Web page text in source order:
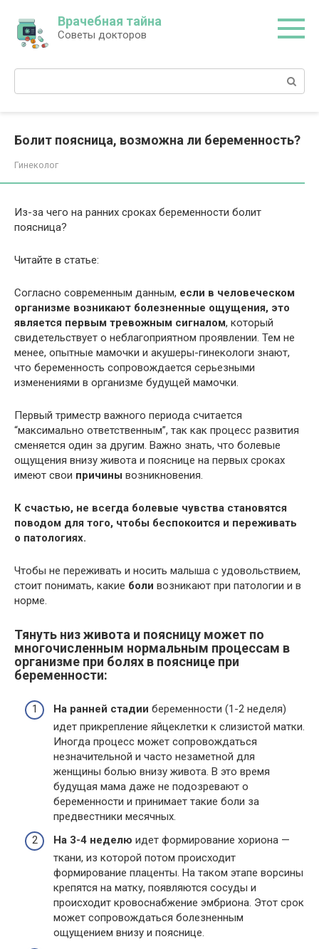
контенту
Врачебная тайна
Советы докторов
Поиск:
Болит поясница, возможна ли беременность?
Гинеколог
Из-за чего на ранних сроках беременности болит
поясница?
Читайте в статье:
Согласно современным данным, если в человеческом
организме возникают болезненные ощущения, это
является первым тревожным сигналом, который
свидетельствует о неблагоприятном проявлении. Тем не
менее, опытные мамочки и акушеры-гинекологи знают,
что беременность сопровождается серьезными
изменениями в организме будущей мамочки.
Первый триместр важного периода считается
“максимально ответственным”, так как процесс развития
сменяется один за другим. Важно знать, что болевые
ощущения внизу живота и пояснице на первых сроках
имеют свои причины возникновения.
К счастью, не всегда болевые чувства становятся
поводом для того, чтобы беспокоится и переживать
о патологиях.
Чтобы не переживать и носить малыша с удовольствием,
стоит понимать, какие боли возникают при патологии и в
норме.
Тянуть низ живота и поясницу может по
многочисленным нормальным процессам в
организме при болях в пояснице при
беременности:
На ранней стадии беременности (1-2 неделя)
идет прикрепление яйцеклетки к слизистой матки.
Иногда процесс может сопровождаться
незначительной и часто незаметной для
женщины болью внизу живота. В это время
будущая мама даже не подозревают о
беременности и принимает такие боли за
предвестники месячных.
На 3-4 неделю идет формирование хориона —
ткани, из которой потом происходит
формирование плаценты. На таком этапе ворсины
крепятся на матку, появляются сосуды и
происходит кровоснабжение эмбриона. Этот срок
может сопровождаться болезненным
ощущением внизу и пояснице.